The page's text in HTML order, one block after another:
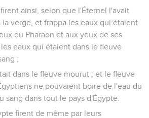
ainsi, selon que l'Éternel l'avait
la verge, et frappa les eaux qui étaient
du Pharaon et aux yeux de ses
eaux qui étaient dans le fleuve
;
dans le fleuve mourut ; et le fleuve
ne pouvaient boire de l'eau du
sang dans tout le pays d'Égypte.
firent de même par leurs